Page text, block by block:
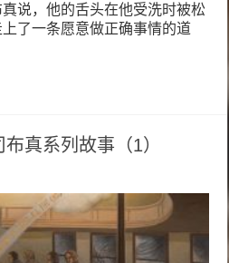
说，他的舌头在他受洗时被松
了一条愿意做正确事情的道
真系列故事（1）